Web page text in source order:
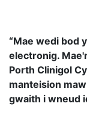
“Mae wedi bod
electronig.
Porth Clinigol
manteision
gwaith i wneud